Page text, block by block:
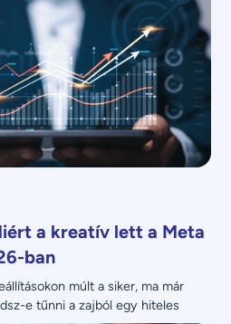
a kreatív lett a Meta
ban
múlt a siker, ma már
e tűnni a zajból egy hiteles